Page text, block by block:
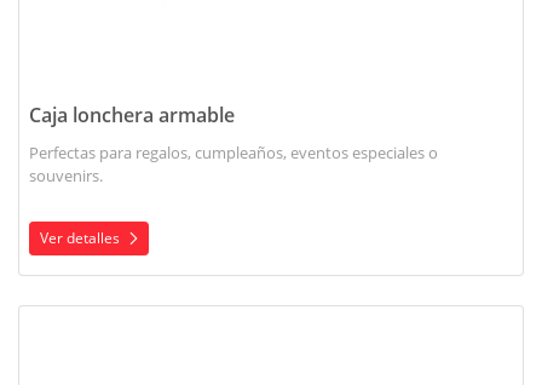
Caja lonchera armable
Perfectas para regalos, cumpleaños, eventos especiales o
souvenirs.
Ver detalles